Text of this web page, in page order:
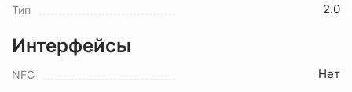
Тип 2.0
Интерфейсы
NFC Нет